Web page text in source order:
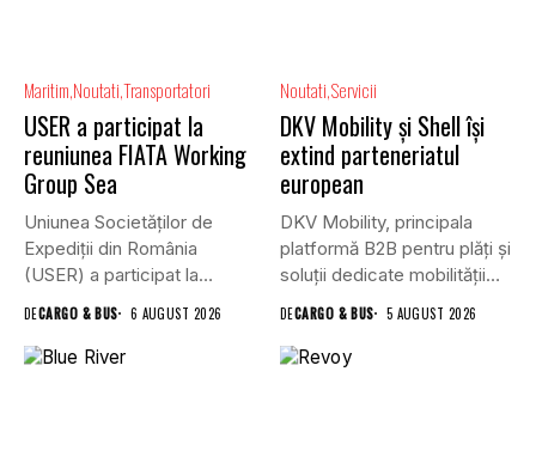
Maritim NoutatiTransportatori
USER a participat la
reuniunea FIATA Working
Group Sea
Uniunea Societăților de
Expediții din România
(USER) a participat la
DECARGO & BUS 6 AUGUST 2026
Noutati Servicii
DKV Mobility și Shell își
extind parteneriatul
european
DKV Mobility, principala
platformă B2B pentru plăți și
soluții dedicate mobilității
DECARGO & BUS 5 AUGUST 2026